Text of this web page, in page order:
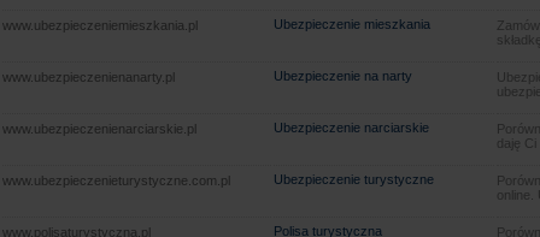
www.ubezpieczeniemieszkania.pl Ubezpieczenie mieszkania
www.ubezpieczenienanarty.pl Ubezpieczenie na narty
www.ubezpieczenienarciarskie.pl Ubezpieczenie narciarskie
daję
www.ubezpieczenieturystyczne.com.pl Ubezpieczenie turystyczne
www.polisaturystyczna.pl Polisa turystyczna